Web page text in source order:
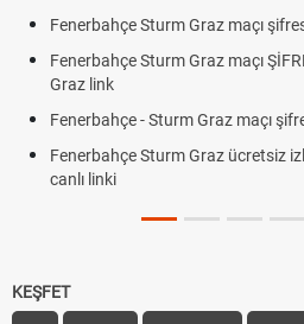
Fenerbahçe Sturm Graz maçı
Fenerbahçe Sturm Graz maçı
Graz link
Fenerbahçe - Sturm Graz maçı
Fenerbahçe Sturm Graz ücretsiz
canlı linki
KEŞFET